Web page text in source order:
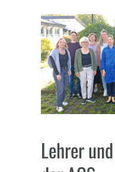
Lehrer